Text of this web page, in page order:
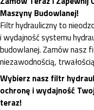
Maszyny Budowlanej!
Filtr hydrauliczny to
i wydajność systemu
budowlanej. Zamów nasz
niezawodnością,
Wybierz nasz filtr
ochronę i wydajność
teraz!